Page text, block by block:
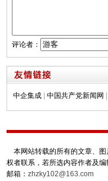
评论者：
中企集成 | 中国共产党新闻网 |
本网站转载的所有的文章、图
权者联系，若所选内容作者及
邮箱： zhzky102@163.com